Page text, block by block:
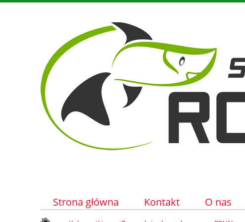
Strona główna Kontakt O nas